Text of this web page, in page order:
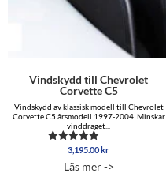
Vindskydd till Chevrolet
Corvette C5
Vindskydd av klassisk modell till Chevrolet
Corvette C5 årsmodell 1997-2004. Minskar
vinddraget...
Betygsatt
av 5
3,195.00 kr
Läs mer ->